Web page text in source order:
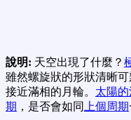
說明: 天空出現了什麼？
雖然螺旋狀的形狀清晰
接近滿相的月輪。 太陽
期 ，是否會如同 上個周期